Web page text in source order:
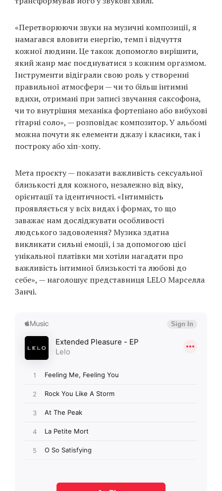
«Перетворюючи звуки на музичні композиції, я
намагався вловити енергію, темп і відчуття
кожної людини. Це також допомогло вирішити,
який жанр має поєднуватися з кожним оргазмом.
Інструменти відіграли свою роль у створенні
правильної атмосфери — чи то більш інтимні
вдихи, отримані при записі звучання саксофона,
чи то внутрішня механіка фортепіано або вибухові
гітарні соло», — розповідає композитор. У альбомі
можна почути як елементи джазу і класики, так і
построку або хіп-хопу.
Мета проєкту — показати важливість сексуальної
близькості для кожного, незалежно від віку,
орієнтації та ідентичності. «Інтимність
проявляється у всіх видах і формах, то що
заважає нам досліджувати особливості
людського задоволення? Музика здатна
викликати сильні емоції, і за допомогою цієї
унікальної платівки ми хотіли нагадати про
важливість інтимної близькості та любові до
себе», — наголошує представниця LELO Марселла
Занчі.